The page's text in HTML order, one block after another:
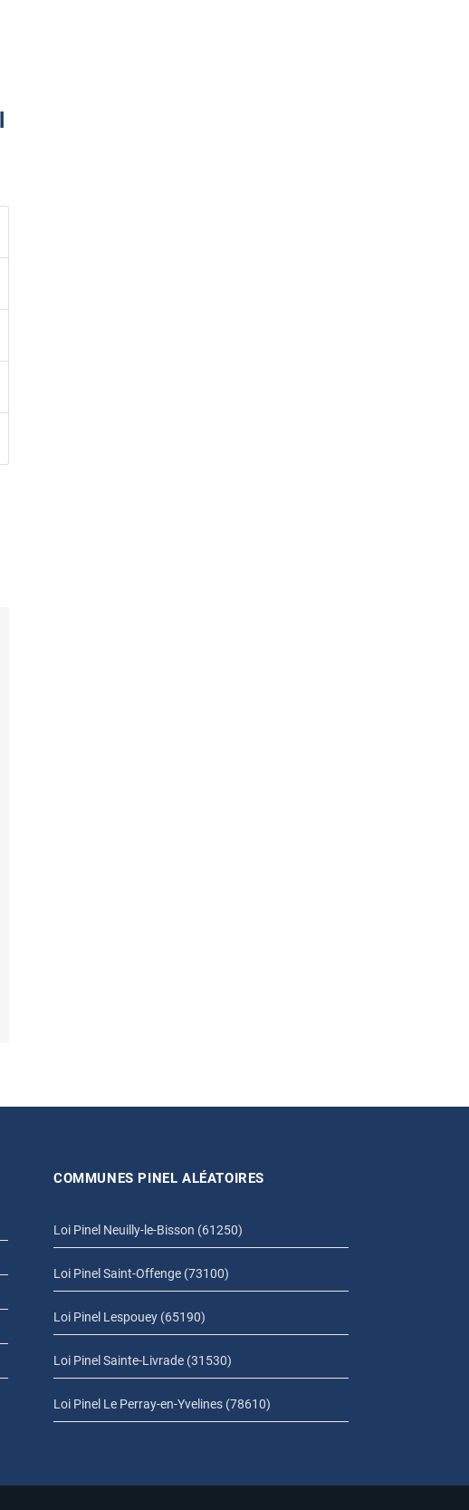
COMMUNES PINEL ALÉATOIRES
Loi Pinel Neuilly-le-Bisson (61250)
Loi Pinel Saint-Offenge (73100)
Loi Pinel Lespouey (65190)
Loi Pinel Sainte-Livrade (31530)
Loi Pinel Le Perray-en-Yvelines (78610)